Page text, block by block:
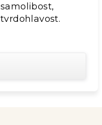
samolibost,
tvrdohlavost.